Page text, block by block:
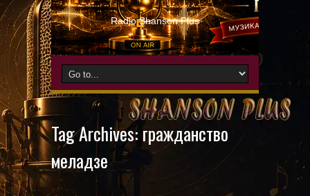
Radio Shanson Plus
Tag Archives:гражданство
меладзе